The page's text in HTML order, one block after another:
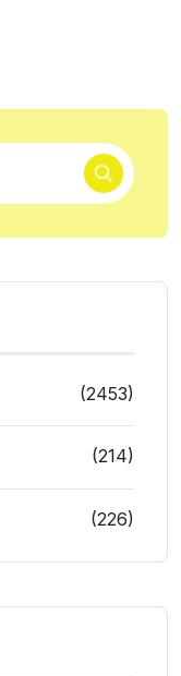
(2453)
(214)
(226)